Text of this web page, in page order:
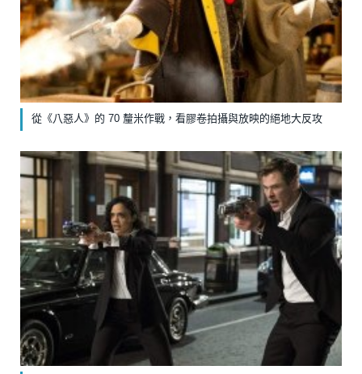
從《八惡人》的 70 釐米作戰，看膠卷拍攝與放映的絕地大反攻